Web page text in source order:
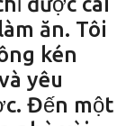
ăn. Tôi
kén
yêu
Đến một